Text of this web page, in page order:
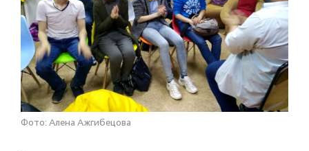
Фото: Алена Ажгибецова